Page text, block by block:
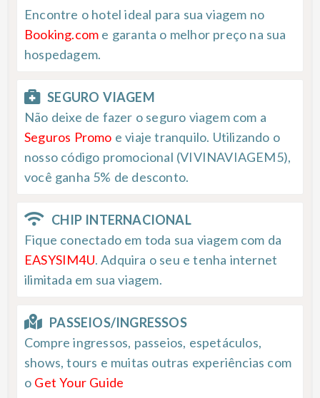
Encontre o hotel ideal para sua viagem no
Booking.com e garanta o melhor preço na sua
hospedagem.
SEGURO VIAGEM
Não deixe de fazer o seguro viagem com a
Seguros Promo e viaje tranquilo. Utilizando o
nosso código promocional (VIVINAVIAGEM5),
você ganha 5% de desconto.
CHIP INTERNACIONAL
Fique conectado em toda sua viagem com da
EASYSIM4U. Adquira o seu e tenha internet
ilimitada em sua viagem.
PASSEIOS/INGRESSOS
Compre ingressos, passeios, espetáculos,
shows, tours e muitas outras experiências com
o Get Your Guide